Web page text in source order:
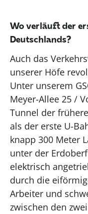
Wo verläuft der
Deutschlands?
Auch das
unserer Höfe
Unter unserem
Meyer-Allee 25 /
Tunnel der
als der erste U-
knapp 300 Meter
unter der Erdo
elektrisch
durch die
Arbeiter und
zwischen den